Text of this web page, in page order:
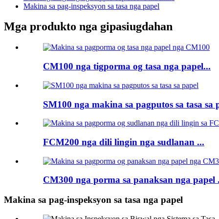
Makina sa pag-inspeksyon sa tasa nga papel
Mga produkto nga gipasiugdahan
CM100 nga tigporma og tasa nga papel...
SM100 nga makina sa pagputos sa tasa sa
FCM200 nga dili lingin nga sudlanan ...
CM300 nga porma sa panaksan nga papel
Makina sa pag-inspeksyon sa tasa nga papel